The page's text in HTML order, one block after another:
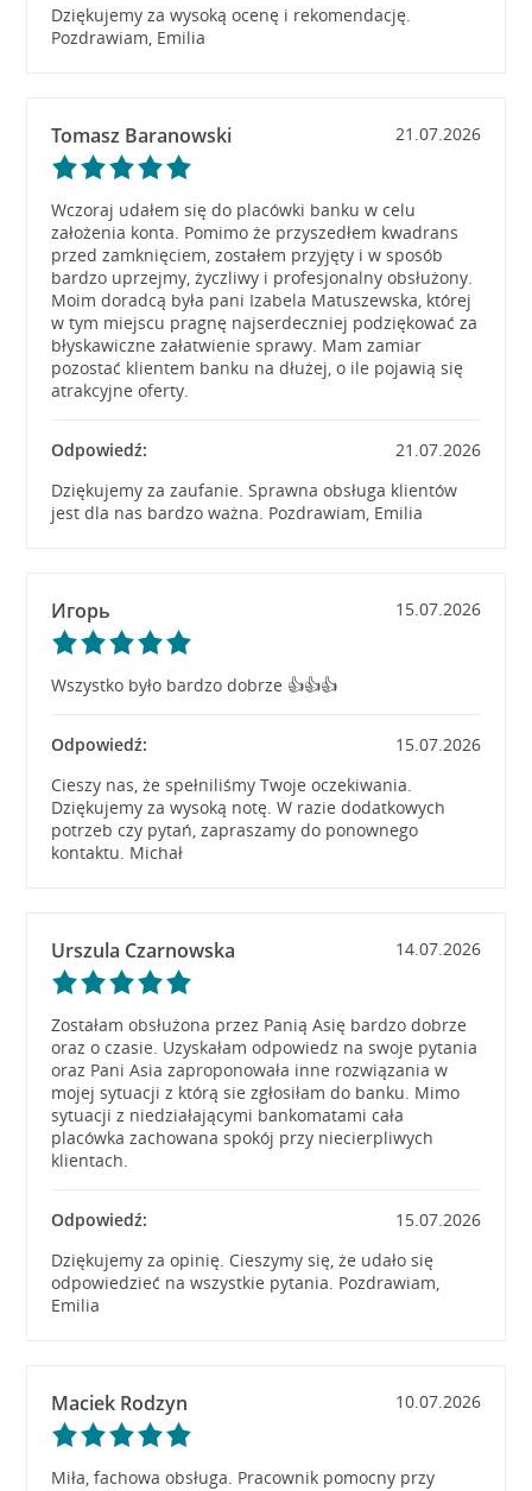
Dziękujemy za wysoką ocenę i rekomendację.
Pozdrawiam, Emilia
Tomasz Baranowski 21.07.2026
Wczoraj udałem się do placówki banku w celu
założenia konta. Pomimo że przyszedłem kwadrans
przed zamknięciem, zostałem przyjęty i w sposób
bardzo uprzejmy, życzliwy i profesjonalny obsłużony.
Moim doradcą była pani Izabela Matuszewska, której
w tym miejscu pragnę najserdeczniej podziękować za
błyskawiczne załatwienie sprawy. Mam zamiar
pozostać klientem banku na dłużej, o ile pojawią się
atrakcyjne oferty.
Odpowiedź:
21.07.2026
Dziękujemy za zaufanie. Sprawna obsługa klientów
jest dla nas bardzo ważna. Pozdrawiam, Emilia
Игорь 15.07.2026
Wszystko było bardzo dobrze 👍👍👍
Odpowiedź:
15.07.2026
Cieszy nas, że spełniliśmy Twoje oczekiwania.
Dziękujemy za wysoką notę. W razie dodatkowych
potrzeb czy pytań, zapraszamy do ponownego
kontaktu. Michał
Urszula Czarnowska 14.07.2026
Zostałam obsłużona przez Panią Asię bardzo dobrze
oraz o czasie. Uzyskałam odpowiedz na swoje pytania
oraz Pani Asia zaproponowała inne rozwiązania w
mojej sytuacji z którą sie zgłosiłam do banku. Mimo
sytuacji z niedziałającymi bankomatami cała
placówka zachowana spokój przy niecierpliwych
klientach.
Odpowiedź:
15.07.2026
Dziękujemy za opinię. Cieszymy się, że udało się
odpowiedzieć na wszystkie pytania. Pozdrawiam,
Emilia
Maciek Rodzyn 10.07.2026
Miła, fachowa obsługa. Pracownik pomocny przy